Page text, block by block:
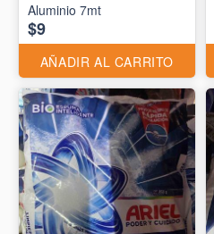
Aluminio 7mt
$9
AÑADIR AL CARRITO